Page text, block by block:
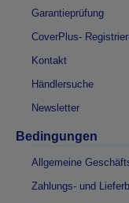
Garantieprüfung
CoverPlus-
Kontakt
Händlersuche
Newsletter
Bedingungen
Allgemeine
Zahlungs- und